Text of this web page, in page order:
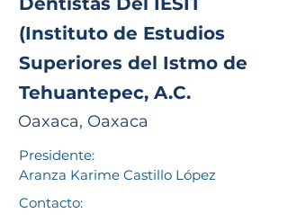
(Instituto de Estudios
Superiores del Istmo de
Tehuantepec, A.C.
Oaxaca, Oaxaca
Presidente:
Aranza Karime Castillo López
Contacto: